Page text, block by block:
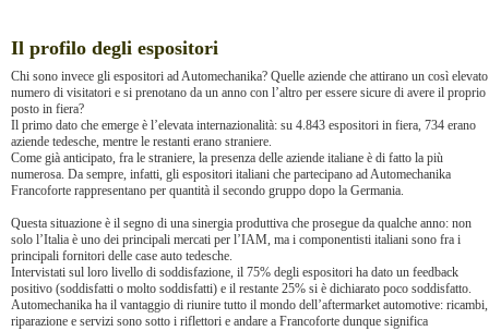
Il profilo degli espositori
Chi sono invece gli espositori ad Automechanika? Quelle aziende che attirano un così elevato
numero di visitatori e si prenotano da un anno con l’altro per essere sicure di avere il proprio
posto in fiera?
Il primo dato che emerge è l’elevata internazionalità: su 4.843 espositori in fiera, 734 erano
aziende tedesche, mentre le restanti erano straniere.
Come già anticipato, fra le straniere, la presenza delle aziende italiane è di fatto la più
numerosa. Da sempre, infatti, gli espositori italiani che partecipano ad Automechanika
Francoforte rappresentano per quantità il secondo gruppo dopo la Germania.
Questa situazione è il segno di una sinergia produttiva che prosegue da qualche anno: non
solo l’Italia è uno dei principali mercati per l’IAM, ma i componentisti italiani sono fra i
principali fornitori delle case auto tedesche.
Intervistati sul loro livello di soddisfazione, il 75% degli espositori ha dato un feedback
positivo (soddisfatti o molto soddisfatti) e il restante 25% si è dichiarato poco soddisfatto.
Automechanika ha il vantaggio di riunire tutto il mondo dell’aftermarket automotive: ricambi,
riparazione e servizi sono sotto i riflettori e andare a Francoforte dunque significa